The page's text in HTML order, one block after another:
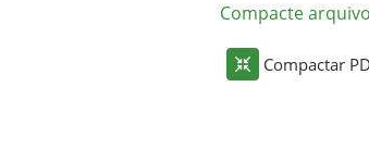
Compacte
Compactar